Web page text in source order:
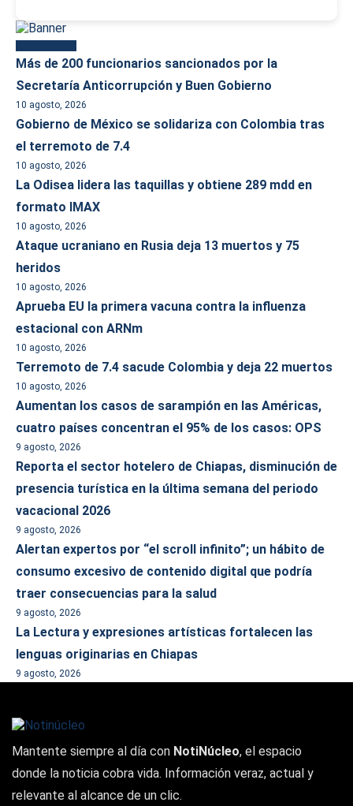
Más de 200 funcionarios sancionados por la
Secretaría Anticorrupción y Buen Gobierno
10 agosto, 2026
Gobierno de México se solidariza con Colombia tras
el terremoto de 7.4
10 agosto, 2026
La Odisea lidera las taquillas y obtiene 289 mdd en
formato IMAX
10 agosto, 2026
Ataque ucraniano en Rusia deja 13 muertos y 75
heridos
10 agosto, 2026
Aprueba EU la primera vacuna contra la influenza
estacional con ARNm
10 agosto, 2026
Terremoto de 7.4 sacude Colombia y deja 22 muertos
10 agosto, 2026
Aumentan los casos de sarampión en las Américas,
cuatro países concentran el 95% de los casos: OPS
9 agosto, 2026
Reporta el sector hotelero de Chiapas, disminución de
presencia turística en la última semana del periodo
vacacional 2026
9 agosto, 2026
Alertan expertos por “el scroll infinito”; un hábito de
consumo excesivo de contenido digital que podría
traer consecuencias para la salud
9 agosto, 2026
La Lectura y expresiones artísticas fortalecen las
lenguas originarias en Chiapas
9 agosto, 2026
Mantente siempre al día con NotiNúcleo, el espacio
donde la noticia cobra vida. Información veraz, actual y
relevante al alcance de un clic.